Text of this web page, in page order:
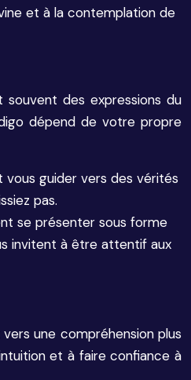
et à la contemplation de
souvent des expressions du
dépend de votre propre
vous guider vers des vérités
pas.
se présenter sous forme
invitent à être attentif aux
une compréhension plus
et à faire confiance à